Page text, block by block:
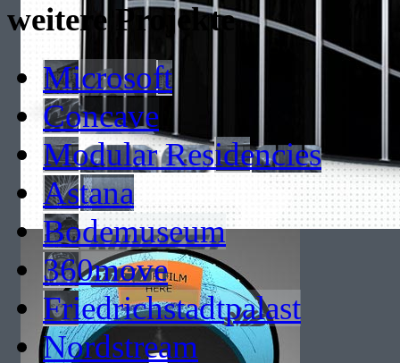
weitere Projekte
Microsoft
Concave
Modular Residencies
Astana
Bodemuseum
360move
Friedrichstadtpalast
Nordstream